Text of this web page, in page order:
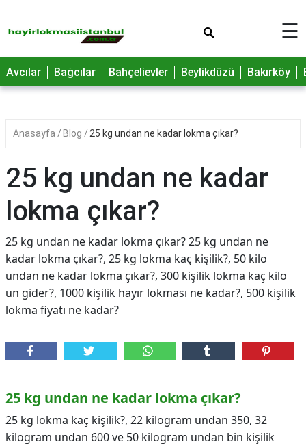
☰
Avcılar Bağcılar Bahçelievler Beylikdüzü Bakırköy
Anasayfa Blog 25 kg undan ne kadar lokma çıkar?
25 kg undan ne kadar
lokma çıkar?
25 kg undan ne kadar lokma çıkar? 25 kg undan ne
kadar lokma çıkar?, 25 kg lokma kaç kişilik?, 50 kilo
undan ne kadar lokma çıkar?, 300 kişilik lokma kaç kilo
un gider?, 1000 kişilik hayır lokması ne kadar?, 500 kişilik
lokma fiyatı ne kadar?
25 kg undan ne kadar lokma çıkar?
25 kg lokma kaç kişilik?, 22 kilogram undan 350, 32
kilogram undan 600 ve 50 kilogram undan bin kişilik